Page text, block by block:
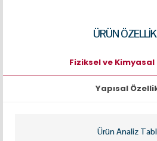
ÜRÜN
Fiziksel ve
Yapısal
Ürün Analiz